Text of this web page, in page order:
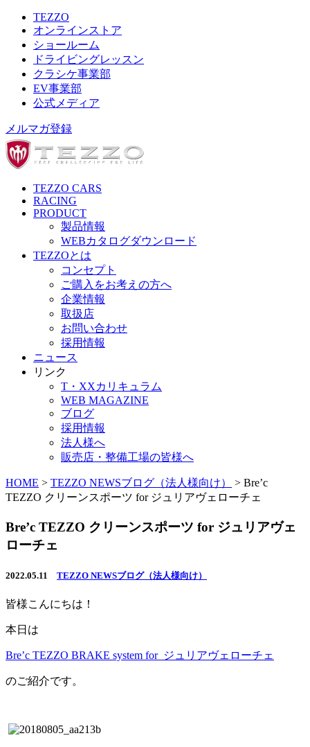
TEZZO
オンラインストア
ショールーム
ドライビングレッスン
クラシケ事業部
EV事業部
公式メディア
メルマガ登録
TEZZO CARS
RACING
PRODUCT
製品情報
WEBカタログダウンロード
TEZZOとは
コンセプト
ご購入をお考えの方へ
企業情報
取扱店
お問い合わせ
採用情報
ニュース
リンク
T・XXカリキュラム
WEB MAGAZINE
ブログ
採用情報
法人様へ
販売店・整備工場の皆様へ
HOME > TEZZO NEWSブログ（法人様向け） > Bre’c
TEZZO クリーンスポーツ for ジュリアヴェローチェ
Bre’c TEZZO クリーンスポーツ for ジュリアヴェ
ローチェ
2022.05.11 TEZZO NEWSブログ（法人様向け）
皆様こんにちは！
本日は
Bre’c TEZZO BRAKE system for ジュリアヴェローチェ
のご紹介です。